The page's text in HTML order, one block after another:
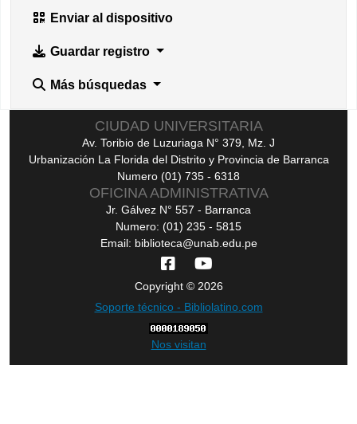
Enviar al dispositivo
Guardar registro
Más búsquedas
CIUDAD UNIVERSITARIA
Av. Toribio de Luzuriaga N° 379, Mz. J
Urbanización La Florida del Distrito y Provincia de Barranca
Numero (01) 735 - 6318
OFICINA ADMINISTRATIVA
Jr. Gálvez N° 557 - Barranca
Numero: (01) 235 - 5815
Email: biblioteca@unab.edu.pe
Copyright © 2026
Soporte técnico - Bibliolatino.com
Nos visitan